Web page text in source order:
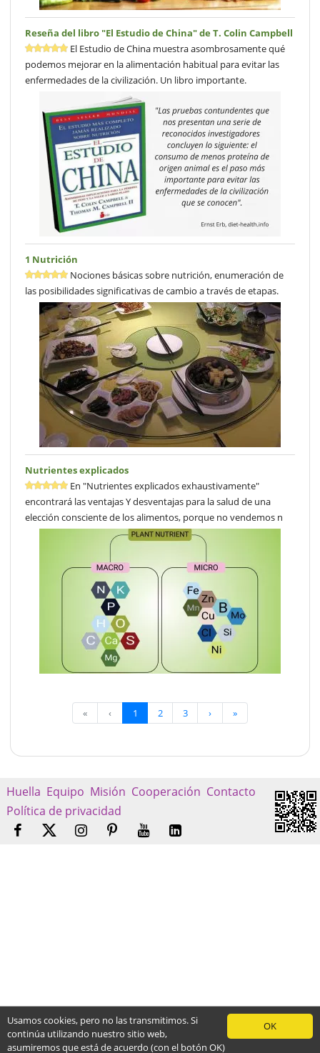
Reseña del libro "El Estudio de China" de T. Colin Campbell
El Estudio de China muestra asombrosamente qué
podemos mejorar en la alimentación habitual para evitar las
enfermedades de la civilización. Un libro importante.
1 Nutrición
Nociones básicas sobre nutrición, enumeración de
las posibilidades significativas de cambio a través de etapas.
Nutrientes explicados
En "Nutrientes explicados exhaustivamente"
encontrará las ventajas Y desventajas para la salud de una
elección consciente de los alimentos, porque no vendemos n
« ‹ 1 2 3 › »
Huella Equipo Misión Cooperación Contacto
Política de privacidad
OK
Usamos cookies, pero no las transmitimos. Si
continúa utilizando nuestro sitio web,
asumiremos que está de acuerdo (con el botón OK)